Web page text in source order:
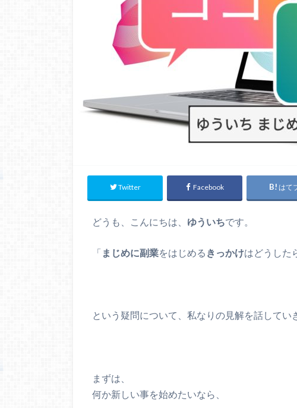
Twitter Facebook はて
どうも、こんにちは、 ゆういちです。
「 まじめに副業をはじめる きっかけはどうした
という疑問について、私なりの見解を話してい
まずは、
何か新しい事を始めたいなら、